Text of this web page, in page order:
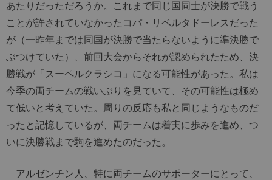
あたりだっただろうか。これまで同じ国同士が決勝で戦う
ことが許されていなかったコパ・リベルタドーレスだった
が（一昨年までは同国が決勝で当たらないように準決勝で
ぶつけていた）、前回大会からそれが認められたため、決
勝戦が「スーペルクラシコ」になる可能性があった。私は
今季の両チームの戦いぶりを見ていて、その可能性は極め
て低いと考えていた。周りの反応も私と同じようなものだ
ったと記憶しているが、両チームは着実に歩みを進め、つ
いに決勝戦まで駒を進めたのだった。
アルゼンチン人、特に両チームのサポーターにとって、